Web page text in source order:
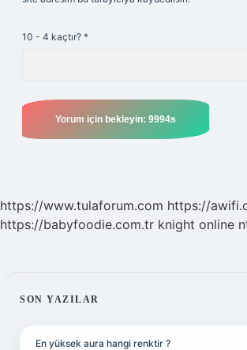
10 - 4 kaçtır? *
https://www.tulaforum.com https://
https://babyfoodie.com.tr knight online
SIDEBAR
SON YAZILAR
En yüksek aura hangi renktir ?